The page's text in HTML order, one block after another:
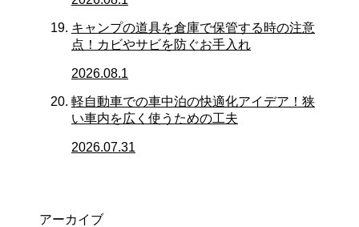
キャンプの道具を倉庫で保管する時の注意
点！カビやサビを防ぐお手入れ
2026.08.1
軽自動車での車中泊の快適化アイデア！狭
い車内を広く使うための工夫
2026.07.31
アーカイブ